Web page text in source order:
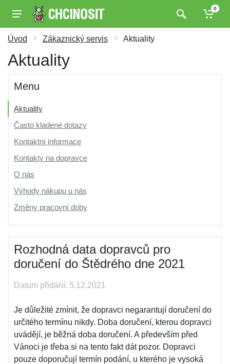
0
Úvod Zákaznický servis Aktuality
Aktuality
Menu
Aktuality
Často kladené dotazy
Kontaktní informace
Kontakty na dopravce
O nás
Výhody nákupu u nás
Změny pracovní doby
Rozhodná data dopravců pro
doručení do Štědrého dne 2021
Datum přidání: 5.12.2021
Je důležité zmínit, že dopravci negarantují doručení do
určitého termínu nikdy. Doba doručení, kterou dopravci
uvádějí, je běžná doba doručení. A především před
Vánoci je třeba si na tento fakt dát pozor. Dopravci
pouze doporučují termín podání, u kterého je vysoká